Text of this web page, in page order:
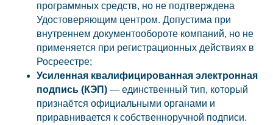
программных средств, но не подтверждена
Удостоверяющим центром. Допустима при
внутреннем документообороте компаний, но не
применяется при регистрационных действиях в
Росреестре;
Усиленная квалифицированная электронная
подпись (КЭП) — единственный тип, который
признаётся официальными органами и
приравнивается к собственноручной подписи.